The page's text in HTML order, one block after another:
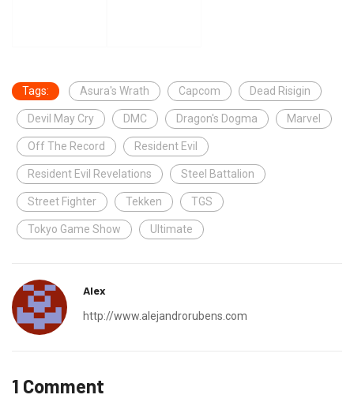
Tags: Asura's Wrath Capcom Dead Risigin
Devil May Cry DMC Dragon's Dogma Marvel
Off The Record Resident Evil
Resident Evil Revelations Steel Battalion
Street Fighter Tekken TGS
Tokyo Game Show Ultimate
Alex
http://www.alejandrorubens.com
1 Comment